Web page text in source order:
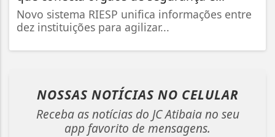
Novo sistema RIESP unifica informações entre
dez instituições para agilizar...
NOSSAS NOTÍCIAS NO CELULAR
Receba as notícias do JC Atibaia no seu
app favorito de mensagens.